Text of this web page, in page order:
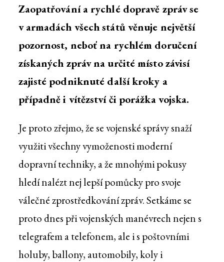
Zaopatřování a rychlé dopravě zpráv se
v armadách všech států věnuje největší
pozornost, neboť na rychlém doručení
získaných zpráv na určité místo závisí
zajisté podniknuté další kroky a
případně i vítězství či porážka vojska.
Je proto zřejmo, že se vojenské správy snaží
využiti všechny vymoženosti moderní
dopravní techniky, a že mnohými pokusy
hledí nalézt nej lepší pomůcky pro svoje
válečné zprostředkování zpráv. Setkáme se
proto dnes při vojenských manévrech nejen s
telegrafem a telefonem, ale i s poštovními
holuby, ballony, automobily, koly i